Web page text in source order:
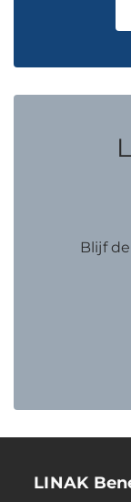
Blijf
LINAK